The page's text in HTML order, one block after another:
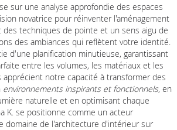
sur une analyse approfondie des espaces
novatrice pour réinventer l'aménagement
des techniques de pointe et un sens aigu de
des ambiances qui reflètent votre identité.
d'une planification minutieuse, garantissant
entre les volumes, les matériaux et les
apprécient notre capacité à transformer des
environnements inspirants et fonctionnels, en
naturelle et en optimisant chaque
K. se positionne comme un acteur
domaine de l'architecture d'intérieur sur